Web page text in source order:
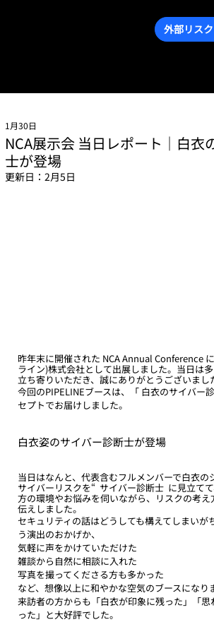
外部リス
NCA展示会 当日レポート｜白衣
士が登場
1月30日
更新日： 2月5日
昨年末に開催された NCA Annual Conference
ライン)株式会社として出展しました。当日は
立ち寄りいただき、誠にありがとうございまし
今回のPIPELINEブースは、「 白衣のサイバー
セプトでお届けしました。
白衣姿のサイバー診断士が登場
当日はなんと、代表含むフルメンバーで白衣の
サイバーリスクを“  サイバー診断士  に見立て
方の環境やお悩みを伺いながら、リスクの考
伝えしました。
セキュリティの話はどうしても構えてしまいが
う演出のおかげか、
気軽に声をかけていただけた
雑談から自然に相談に入れた
写真を撮ってくださる方も多かった
など、想像以上に和やかな空気のブースになり
来訪者の方からも「白衣が印象に残った」「思
った」と大好評でした。